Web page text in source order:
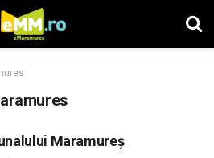
Maramureş